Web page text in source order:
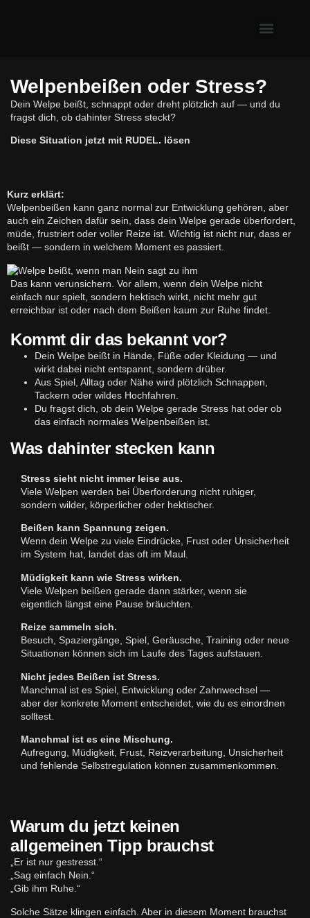
Welpenbeißen oder Stress?
Dein Welpe beißt, schnappt oder dreht plötzlich auf — und du
fragst dich, ob dahinter Stress steckt?
Diese Situation jetzt mit RUDEL. lösen
Kurz erklärt:
Welpenbeißen kann ganz normal zur Entwicklung gehören, aber
auch ein Zeichen dafür sein, dass dein Welpe gerade überfordert,
müde, frustriert oder voller Reize ist. Wichtig ist nicht nur, dass er
beißt — sondern in welchem Moment es passiert.
Das kann verunsichern. Vor allem, wenn dein Welpe nicht
einfach nur spielt, sondern hektisch wirkt, nicht mehr gut
erreichbar ist oder nach dem Beißen kaum zur Ruhe findet.
Kommt dir das bekannt vor?
Dein Welpe beißt in Hände, Füße oder Kleidung — und
wirkt dabei nicht entspannt, sondern drüber.
Aus Spiel, Alltag oder Nähe wird plötzlich Schnappen,
Tackern oder wildes Hochfahren.
Du fragst dich, ob dein Welpe gerade Stress hat oder ob
das einfach normales Welpenbeißen ist.
Was dahinter stecken kann
Stress sieht nicht immer leise aus.
Viele Welpen werden bei Überforderung nicht ruhiger,
sondern wilder, körperlicher oder hektischer.
Beißen kann Spannung zeigen.
Wenn dein Welpe zu viele Eindrücke, Frust oder Unsicherheit
im System hat, landet das oft im Maul.
Müdigkeit kann wie Stress wirken.
Viele Welpen beißen gerade dann stärker, wenn sie
eigentlich längst eine Pause bräuchten.
Reize sammeln sich.
Besuch, Spaziergänge, Spiel, Geräusche, Training oder neue
Situationen können sich im Laufe des Tages aufstauen.
Nicht jedes Beißen ist Stress.
Manchmal ist es Spiel, Entwicklung oder Zahnwechsel —
aber der konkrete Moment entscheidet, wie du es einordnen
solltest.
Manchmal ist es eine Mischung.
Aufregung, Müdigkeit, Frust, Reizverarbeitung, Unsicherheit
und fehlende Selbstregulation können zusammenkommen.
Warum du jetzt keinen
allgemeinen Tipp brauchst
„Er ist nur gestresst.“
„Sag einfach Nein.“
„Gib ihm Ruhe.“
Solche Sätze klingen einfach. Aber in diesem Moment brauchst